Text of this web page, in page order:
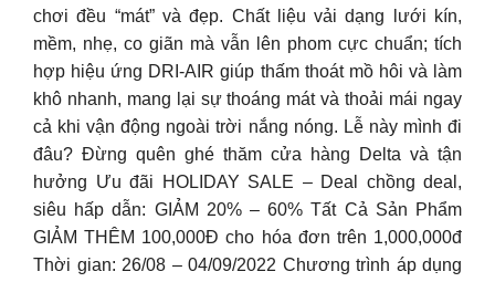
chơi đều “mát” và đẹp. Chất liệu vải dạng lưới kín,
mềm, nhẹ, co giãn mà vẫn lên phom cực chuẩn; tích
hợp hiệu ứng DRI-AIR giúp thấm thoát mồ hôi và làm
khô nhanh, mang lại sự thoáng mát và thoải mái ngay
cả khi vận động ngoài trời nắng nóng. Lễ này mình đi
đâu? Đừng quên ghé thăm cửa hàng Delta và tận
hưởng Ưu đãi HOLIDAY SALE – Deal chồng deal,
siêu hấp dẫn: GIẢM 20% – 60% Tất Cả Sản Phẩm
GIẢM THÊM 100,000Đ cho hóa đơn trên 1,000,000đ
Thời gian: 26/08 – 04/09/2022 Chương trình áp dụng